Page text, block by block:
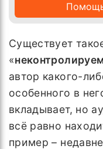
Существует
«
автор какого-
особенного в
вкладывает, но
всё равно
пример –